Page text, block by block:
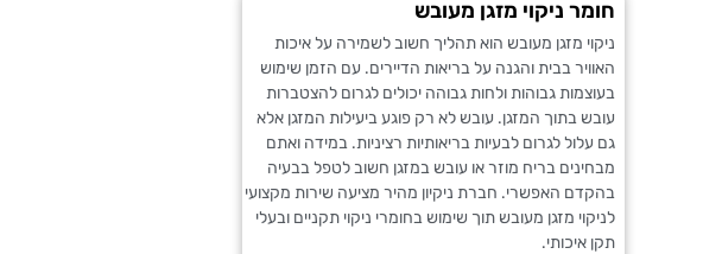
חומר ניקוי מזגן מעובש
ניקוי מזגן מעובש הוא תהליך חשוב לשמירה על איכות
האוויר בבית והגנה על בריאות הדיירים. עם הזמן שימוש
בעוצמות גבוהות ולחות גבוהה יכולים לגרום להצטברות
עובש בתוך המזגן. עובש לא רק פוגע ביעילות המזגן אלא
גם עלול לגרום לבעיות בריאותיות רציניות. במידה ואתם
מבחינים בריח מוזר או עובש במזגן חשוב לטפל בבעיה
בהקדם האפשרי. חברת ניקיון מהיר מציעה שירות מקצועי
לניקוי מזגן מעובש תוך שימוש בחומרי ניקוי תקניים ובעלי
תקן איכותי.